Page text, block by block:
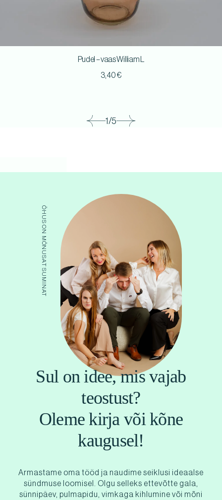
1/5
Pudel – vaas William L
3,40€
ÕHUS ON MÕNUSAT SUMINAT
Sul on idee, mis vajab
teostust?
Oleme kirja või kõne
kaugusel!
Armastame oma tööd ja naudime seiklusi ideaalse
sündmuse loomisel. Olgu selleks ettevõtte gala,
sünnipäev, pulmapidu, vimkaga kihlumine või mõni